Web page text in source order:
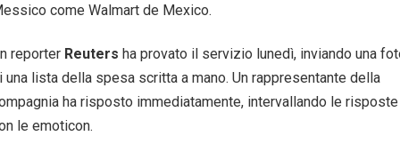
come Walmart de Mexico.
reporter Reuters ha provato il servizio lunedì, inviando una
una lista della spesa scritta a mano. Un rappresentante della
ha risposto immediatamente, intervallando le risposte
le emoticon.